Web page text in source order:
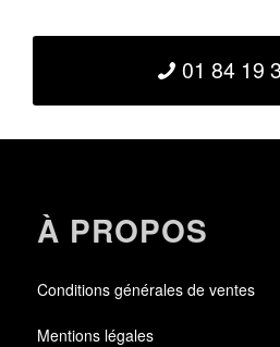
01 84 19
À PROPOS
Conditions générales de ventes
Mentions légales